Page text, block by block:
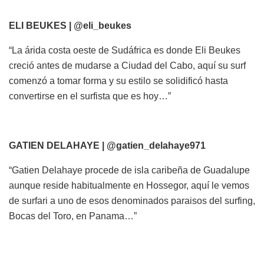
ELI BEUKES | @eli_beukes
“La árida costa oeste de Sudáfrica es donde Eli Beukes
creció antes de mudarse a Ciudad del Cabo, aquí su surf
comenzó a tomar forma y su estilo se solidificó hasta
convertirse en el surfista que es hoy…”
GATIEN DELAHAYE | @gatien_delahaye971
“Gatien Delahaye procede de isla caribeña de Guadalupe
aunque reside habitualmente en Hossegor, aquí le vemos
de surfari a uno de esos denominados paraisos del surfing,
Bocas del Toro, en Panama…”